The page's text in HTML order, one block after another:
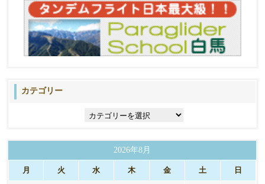
カテゴリー
ー
2026年8月
月 火 水 木 金 土 日